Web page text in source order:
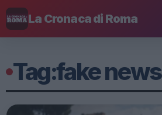
La Cronaca di Roma
Tag:fake news